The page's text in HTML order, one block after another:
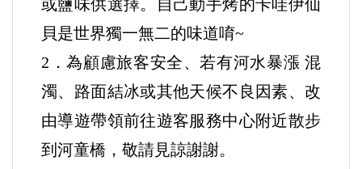
或鹽味供選擇。自己動手烤的卡哇伊仙
貝是世界獨一無二的味道唷~
2．為顧慮旅客安全、若有河水暴漲 混
濁、路面結冰或其他天候不良因素、改
由導遊帶領前往遊客服務中心附近散步
到河童橋，敬請見諒謝謝。